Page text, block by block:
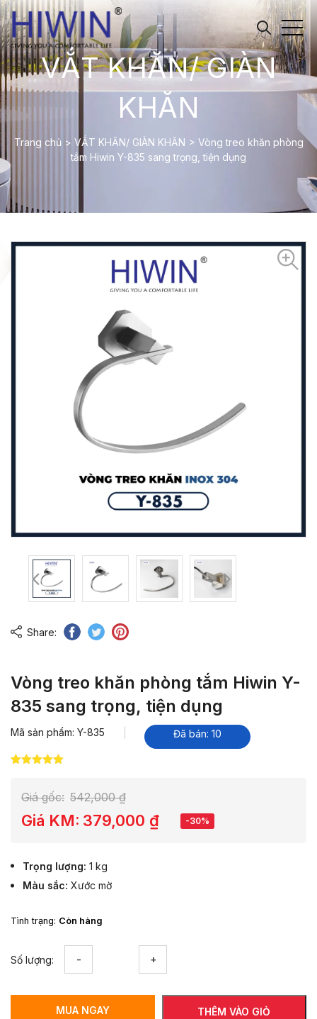
VẮT KHĂN/ GIÀN
KHĂN
Trang chủ > VẮT KHĂN/ GIÀN KHĂN > Vòng treo khăn phòng
tắm Hiwin Y-835 sang trọng, tiện dụng
Share:
Vòng treo khăn phòng tắm Hiwin Y-
835 sang trọng, tiện dụng
Mã sản phẩm: Y-835 Đã bán: 10
đánh giá
Giá gốc: 542,000₫
Giá KM: 379,000 ₫ -30%
Trọng lượng 1 kg
Màu sắc Xước mờ
Tình trạng: Còn hàng
Số lượng:
phòng
tắm
THÊM VÀO GIỎ
MUA NGAY